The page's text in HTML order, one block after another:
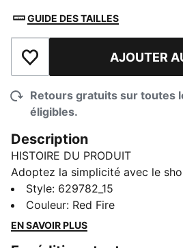
GUIDE DES TAILLES
Ajouter à la liste de souhaits
AJOUTER
Retours gratuits sur toutes
éligibles.
Description
HISTOIRE DU PRODUIT
Adoptez la simplicité avec le
trapèze de PUMA. Doté d’un
taille côtelée avec cordons de
d’un look inspiré des tout-inclus,
Style: 629782_15
Couleur: Red Fire
EN SAVOIR PLUS